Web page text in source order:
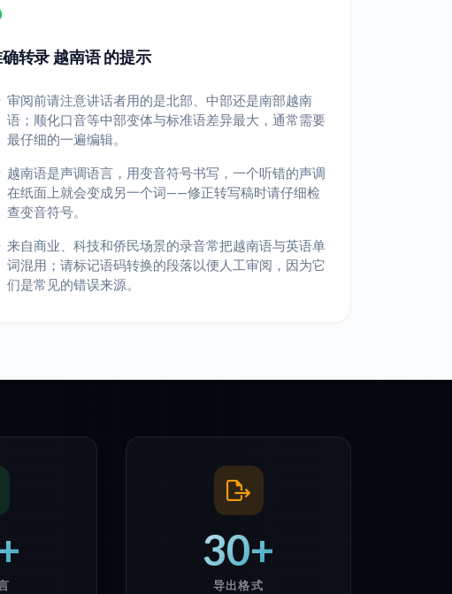
转录 越南语 的提示
审阅前请注意讲话者用的是北部、中部还是南部越南
语；顺化口音等中部变体与标准语差异最大，通常需要
最仔细的一遍编辑。
越南语是声调语言，用变音符号书写，一个听错的声调
在纸面上就会变成另一个词——修正转写稿时请仔细检
查变音符号。
来自商业、科技和侨民场景的录音常把越南语与英语单
词混用；请标记语码转换的段落以便人工审阅，因为它
们是常见的错误来源。
30+
导出格式